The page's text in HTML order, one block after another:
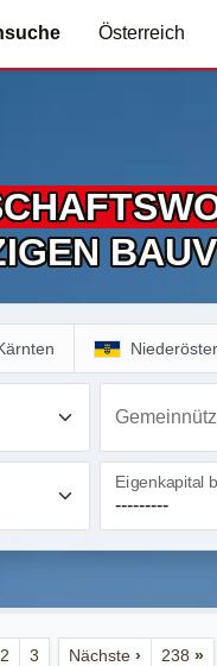
Österreich
Eigenkapital
2 3 Nächste› 238»